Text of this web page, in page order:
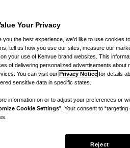
de 2023.
preocupa-se com a sua
Esta Política de
Your Privacy
you the best experience, we’d like to use cookies
tell us how you use our sites, measure our
your use of Kenvue brand websites. This
of delivering personalized advertisements
You can visit our Privacy Notice for details
sensitive data in specific states.
information on or to adjust your preferences or
Cookie Settings”. Your consent to
Reject